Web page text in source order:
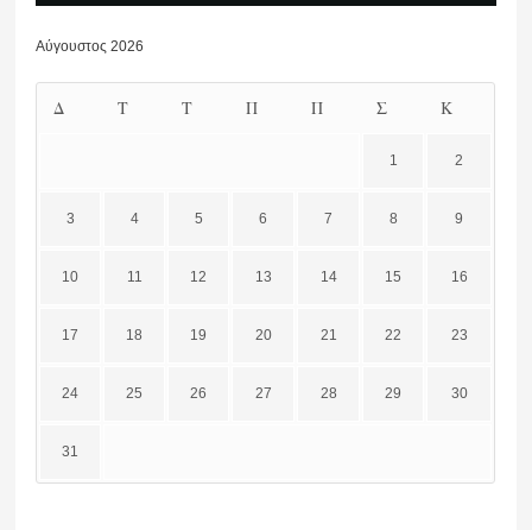
Αύγουστος 2026
Δ Τ Τ Π Π Σ Κ
1 2
3 4 5 6 7 8 9
10 11 12 13 14 15 16
17 18 19 20 21 22 23
24 25 26 27 28 29 30
31